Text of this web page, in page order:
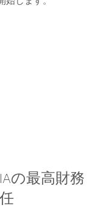
の最高財務